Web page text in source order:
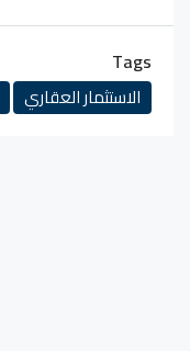
Tags
الاستثمار العقاري